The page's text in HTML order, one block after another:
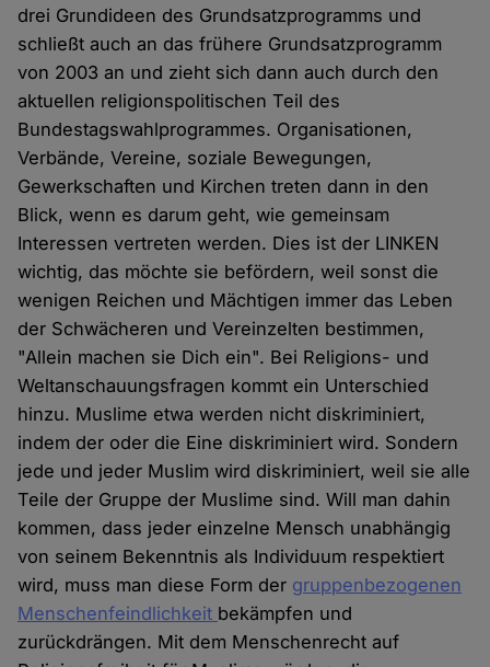
drei Grundideen des Grundsatzprogramms und
schließt auch an das frühere Grundsatzprogramm
von 2003 an und zieht sich dann auch durch den
aktuellen religionspolitischen Teil des
Bundestagswahlprogrammes. Organisationen,
Verbände, Vereine, soziale Bewegungen,
Gewerkschaften und Kirchen treten dann in den
Blick, wenn es darum geht, wie gemeinsam
Interessen vertreten werden. Dies ist der LINKEN
wichtig, das möchte sie befördern, weil sonst die
wenigen Reichen und Mächtigen immer das Leben
der Schwächeren und Vereinzelten bestimmen,
"Allein machen sie Dich ein". Bei Religions- und
Weltanschauungsfragen kommt ein Unterschied
hinzu. Muslime etwa werden nicht diskriminiert,
indem der oder die Eine diskriminiert wird. Sondern
jede und jeder Muslim wird diskriminiert, weil sie alle
Teile der Gruppe der Muslime sind. Will man dahin
kommen, dass jeder einzelne Mensch unabhängig
von seinem Bekenntnis als Individuum respektiert
wird, muss man diese Form der gruppenbezogenen
Menschenfeindlichkeit bekämpfen und
zurückdrängen. Mit dem Menschenrecht auf